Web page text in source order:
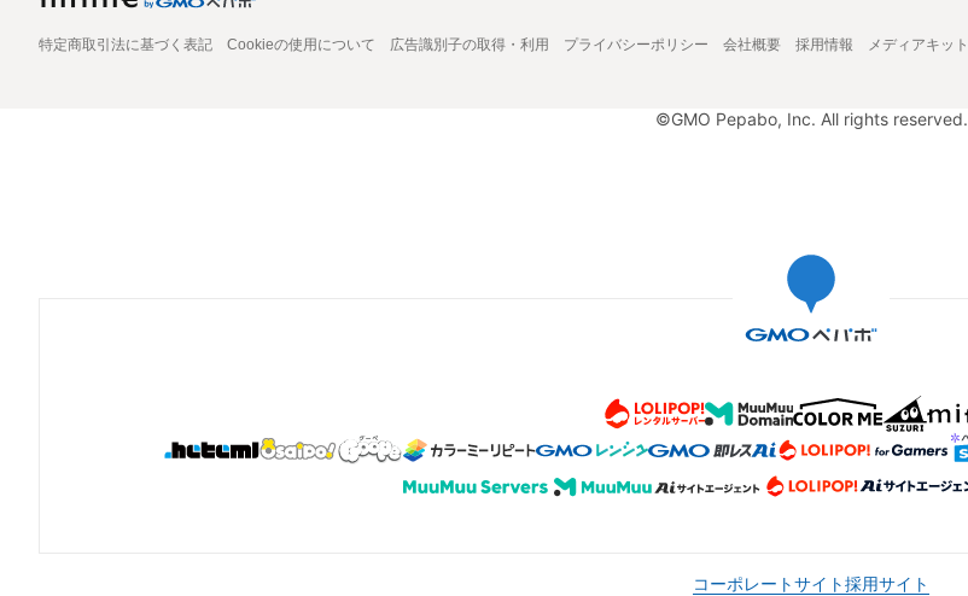
特定商取引法に基づく表記 Cookieの使用について 広告識別子の取得・利用 プライバシーポリシー 会社概要 採用情報 メディアキット
©GMO Pepabo, Inc. All rights reserved.
コーポレートサイト採用サイト